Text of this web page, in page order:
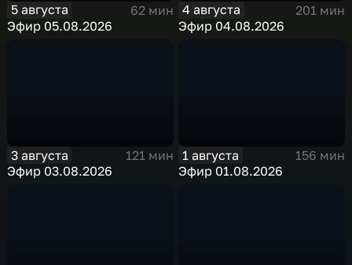
5 августа
62 мин
Эфир 05.08.2026
4 августа
201 мин
Эфир 04.08.2026
3 августа
121 мин
Эфир 03.08.2026
1 августа
156 мин
Эфир 01.08.2026